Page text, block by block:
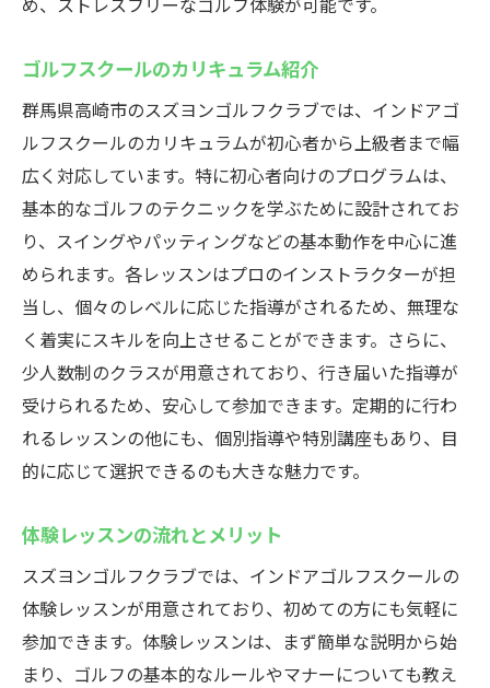
ゴルフスクールのカリキュラム紹介
群馬県高崎市のスズヨンゴルフクラブでは、インドアゴ
ルフスクールのカリキュラムが初心者から上級者まで幅
広く対応しています。特に初心者向けのプログラムは、
基本的なゴルフのテクニックを学ぶために設計されてお
り、スイングやパッティングなどの基本動作を中心に進
められます。各レッスンはプロのインストラクターが担
当し、個々のレベルに応じた指導がされるため、無理な
く着実にスキルを向上させることができます。さらに、
少人数制のクラスが用意されており、行き届いた指導が
受けられるため、安心して参加できます。定期的に行わ
れるレッスンの他にも、個別指導や特別講座もあり、目
的に応じて選択できるのも大きな魅力です。
体験レッスンの流れとメリット
スズヨンゴルフクラブでは、インドアゴルフスクールの
体験レッスンが用意されており、初めての方にも気軽に
参加できます。体験レッスンは、まず簡単な説明から始
まり、ゴルフの基本的なルールやマナーについても教え